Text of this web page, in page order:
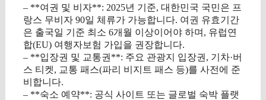
– **여권 및 비자**: 2025년 기준, 대한민국 국민은 프
랑스 무비자 90일 체류가 가능합니다. 여권 유효기간
은 출국일 기준 최소 6개월 이상이어야 하며, 유럽연
합(EU) 여행자보험 가입을 권장합니다.
– **입장권 및 교통권**: 주요 관광지 입장권, 기차·버
스 티켓, 교통 패스(파리 비지트 패스 등)를 사전에 준
비합니다.
– **숙소 예약**: 공식 사이트 또는 글로벌 숙박 플랫